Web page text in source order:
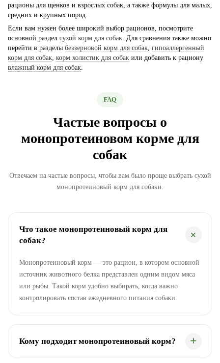
рационы для щенков и взрослых собак, а также формулы для малых,
средних и крупных пород.
Если вам нужен более широкий выбор рационов, посмотрите
основной раздел сухой корм для собак. Для сравнения также можно
перейти в разделы беззерновой корм для собак, гипоаллергенный
корм для собак, корм холистик для собак или добавить к рациону
влажный корм для собак.
FAQ
Частые вопросы о
монопротеиновом корме для
собак
Отвечаем на частые вопросы, чтобы вам было проще выбрать сухой
монопротеиновый корм для собаки.
Что такое монопротеиновый корм для
собак?
Монопротеиновый корм — это рацион, в котором основной
источник животного белка представлен одним видом мяса
или рыбы. Такой корм удобно выбирать, когда важно
контролировать состав ежедневного питания собаки.
Кому подходит монопротеиновый корм?